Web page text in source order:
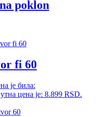
poklon
fi 60
је била:
цена је: 8.899 RSD.